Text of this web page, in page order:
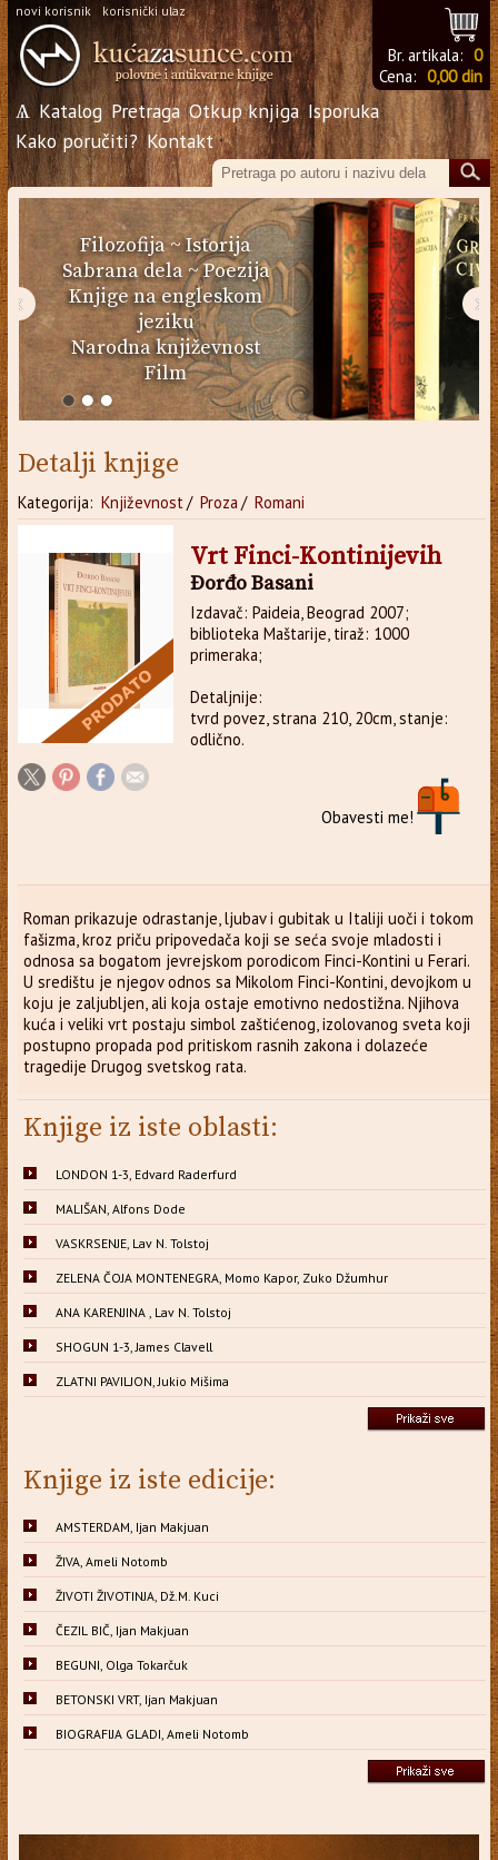
novi korisnik korisnički ulaz
Br. artikala: 0
Cena: 0,00 din
Ѧ Katalog Pretraga Otkup knjiga Isporuka
Kako poručiti? Kontakt
Filozofija~Istorija
Sabrana dela~Poezija
Knjige na engleskom
jeziku
Narodna književnost
Film
‹ ›
Detalji knjige
Kategorija: Književnost/ Proza/ Romani
Vrt Finci-Kontinijevih
Đorđo Basani
Izdavač: Paideia, Beograd 2007;
biblioteka Maštarije, tiraž: 1000
primeraka;
Detaljnije:
tvrd povez, strana 210, 20cm, stanje:
odlično.
Obavesti me!
Roman prikazuje odrastanje, ljubav i gubitak u Italiji uoči i tokom
fašizma, kroz priču pripovedača koji se seća svoje mladosti i
odnosa sa bogatom jevrejskom porodicom Finci-Kontini u Ferari.
U središtu je njegov odnos sa Mikolom Finci-Kontini, devojkom u
koju je zaljubljen, ali koja ostaje emotivno nedostižna. Njihova
kuća i veliki vrt postaju simbol zaštićenog, izolovanog sveta koji
postupno propada pod pritiskom rasnih zakona i dolazeće
tragedije Drugog svetskog rata.
Knjige iz iste oblasti:
LONDON 1-3, Edvard Raderfurd
MALIŠAN, Alfons Dode
VASKRSENJE, Lav N. Tolstoj
ZELENA ČOJA MONTENEGRA, Momo Kapor, Zuko Džumhur
ANA KARENJINA , Lav N. Tolstoj
SHOGUN 1-3, James Clavell
ZLATNI PAVILJON, Jukio Mišima
Knjige iz iste edicije:
AMSTERDAM, Ijan Makjuan
ŽIVA, Ameli Notomb
ŽIVOTI ŽIVOTINJA, Dž.M. Kuci
ČEZIL BIČ, Ijan Makjuan
BEGUNI, Olga Tokarčuk
BETONSKI VRT, Ijan Makjuan
BIOGRAFIJA GLADI, Ameli Notomb